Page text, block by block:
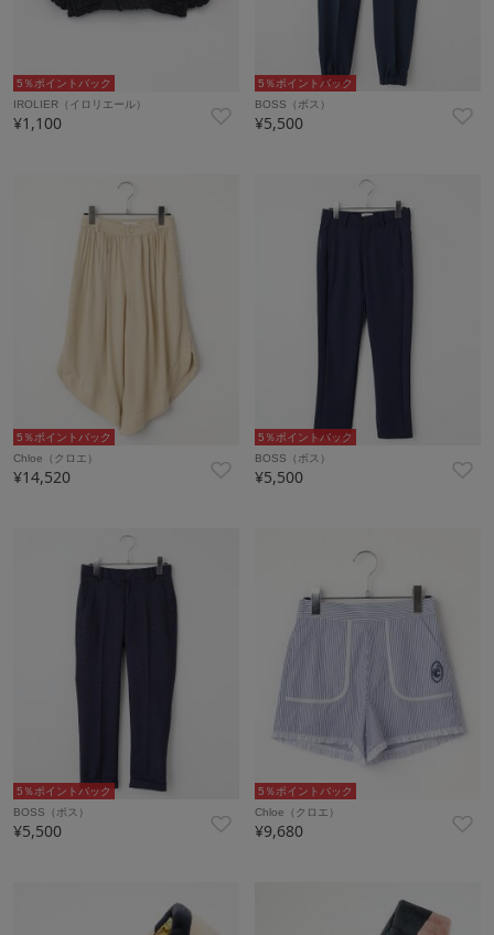
5％ポイントバック
IROLIER（イロリエール）
¥1,100
5％ポイントバック
BOSS（ボス）
¥5,500
5％ポイントバック
Chloe（クロエ）
¥14,520
5％ポイントバック
BOSS（ボス）
¥5,500
5％ポイントバック
BOSS（ボス）
¥5,500
5％ポイントバック
Chloe（クロエ）
¥9,680